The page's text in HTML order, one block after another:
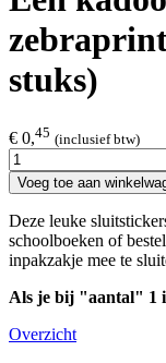
stuks)
€ 0,45 (inclusief btw)
Voeg toe aan
Deze leuke
schoolboeken of
inpakzakje mee te
Als je bij "aantal" 1
Overzicht